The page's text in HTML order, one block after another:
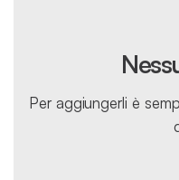
Per aggiungerli è